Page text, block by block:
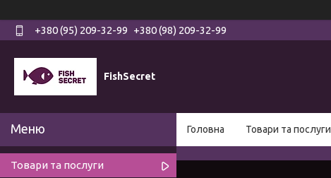
+380 (95) 209-32-99 +380 (98) 209-32-99
FishSecret
Головна Товари та послуги
Товари та послуги